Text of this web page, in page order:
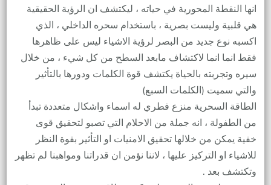
انها النقطة المحورية في حياته ، ليكتشف ان الرؤية الحقيقية
هي قلبية وليست بصرية ، باستخدام سحره الداخلي ، الذي
اكسبه نوع جديد من البصر لرؤية الاشياء ليس على ظاهرها
فقط انما انما لاكتشاف مابعد السطح من كل شيء ، من خلال
سيره وتجربته بالحياة يكتشف قوة الكلمات ودورها بالتأثير
والتي سميت (الكلمات السبع)
الطاقة السحرية منزع فطري له اسماء واشكال متعددة تبدأ
من الطفولة ، انه جملة من الاحلام التي تصبو لتحقيق قوى
خفية يمكن من خلالها تحقيق الامنيات او التأثير بقوة النظر
للاشياء او التركيز عليها ، لاننا نؤمن ان قدراتنا ومواهبنا لم تظهر
وتكتشف بعد .